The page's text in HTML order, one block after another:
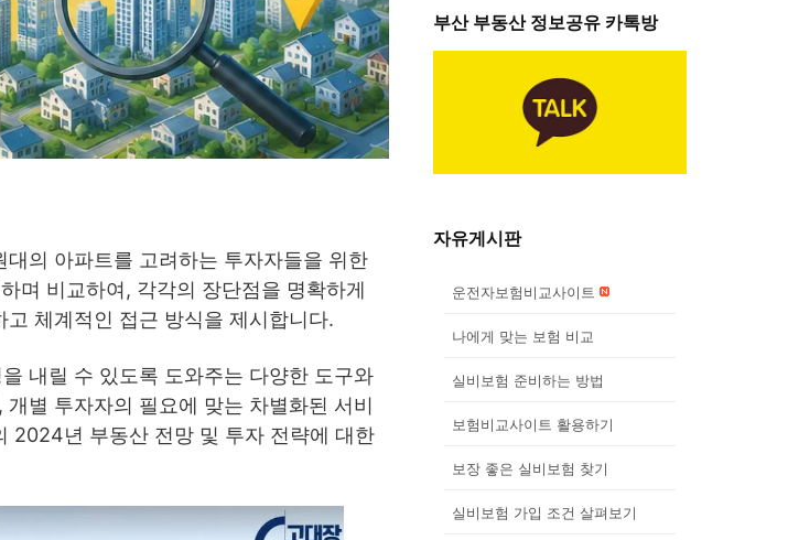
대의 아파트를 고려하는 투자자들을 위한
며 비교하여, 각각의 장단점을 명확하게
체계적인 접근 방식을 제시합니다.
내릴 수 있도록 도와주는 다양한 도구와
별 투자자의 필요에 맞는 차별화된 서비
2024년 부동산 전망 및 투자 전략에 대한
부산 부동산 정보공유 카톡방
자유게시판
운전자보험비교사이트
나에게 맞는 보험 비교
실비보험 준비하는 방법
보험비교사이트 활용하기
보장 좋은 실비보험 찾기
실비보험 가입 조건 살펴보기